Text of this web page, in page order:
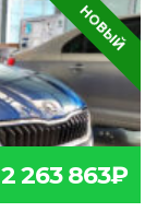
НОВЫЙ
2 263 863₽